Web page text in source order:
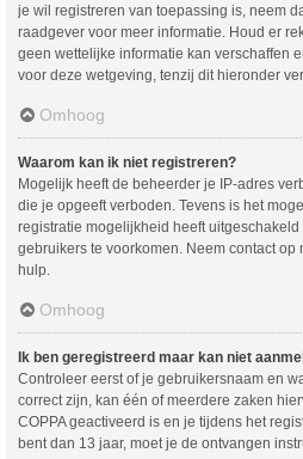
je wil registreren van toepassing is, neem
raadgever voor meer informatie. Houd er
geen wettelijke informatie kan verschaffen
voor deze wetgeving, tenzij dit hieronder
Omhoog
Waarom kan ik niet registreren?
Mogelijk heeft de beheerder je IP-adres
die je opgeeft verboden. Tevens is het
registratie mogelijkheid heeft
gebruikers te voorkomen. Neem contact op
hulp.
Omhoog
Ik ben geregistreerd maar kan niet
Controleer eerst of je gebruikersnaam en
correct zijn, kan één of meerdere zaken
COPPA geactiveerd is en je tijdens het
bent dan 13 jaar, moet je de ontvangen